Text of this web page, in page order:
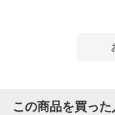
この商品を買っ